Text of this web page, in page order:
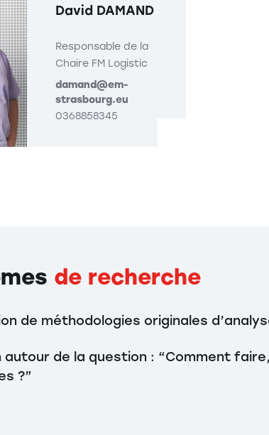
David DAMAND
Responsable de la
Chaire FM Logistic
damand@em-
strasbourg.eu
0368858345
de recherche
de méthodologies originales
autour de la question : “Comment
?”